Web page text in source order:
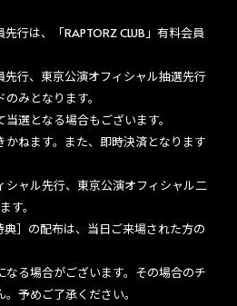
先行は、「RAPTORZ CLUB」有料会員
先行、東京公演オフィシャル抽選先行
みとなります。
選となる場合もございます。
ねます。また、即時決済となります
シャル先行、東京公演オフィシャル二
す。
］の配布は、当日ご来場された方の
る場合がございます。その場合のチ
予めご了承ください。